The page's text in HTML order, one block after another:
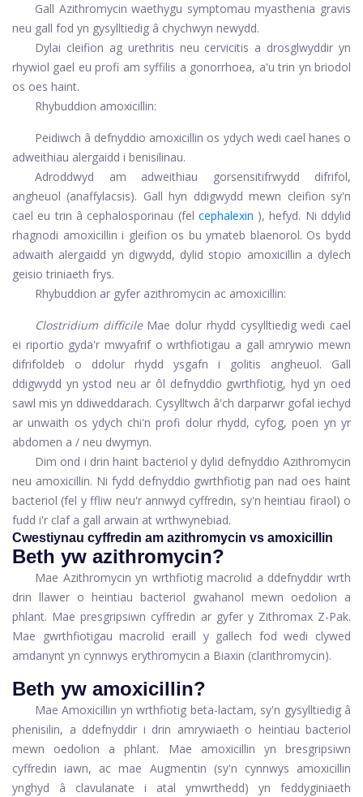
Gall Azithromycin waethygu symptomau myasthenia gravis
neu gall fod yn gysylltiedig â chychwyn newydd.
Dylai cleifion ag urethritis neu cervicitis a drosglwyddir yn
rhywiol gael eu profi am syffilis a gonorrhoea, a'u trin yn briodol
os oes haint.
Rhybuddion amoxicillin:
Peidiwch â defnyddio amoxicillin os ydych wedi cael hanes o
adweithiau alergaidd i benisilinau.
Adroddwyd am adweithiau gorsensitifrwydd difrifol,
angheuol (anaffylacsis). Gall hyn ddigwydd mewn cleifion sy'n
cael eu trin â cephalosporinau (fel cephalexin ), hefyd. Ni ddylid
rhagnodi amoxicillin i gleifion os bu ymateb blaenorol. Os bydd
adwaith alergaidd yn digwydd, dylid stopio amoxicillin a dylech
geisio triniaeth frys.
Rhybuddion ar gyfer azithromycin ac amoxicillin:
Clostridium difficileMae dolur rhydd cysylltiedig wedi cael
ei riportio gyda'r mwyafrif o wrthfiotigau a gall amrywio mewn
difrifoldeb o ddolur rhydd ysgafn i golitis angheuol. Gall
ddigwydd yn ystod neu ar ôl defnyddio gwrthfiotig, hyd yn oed
sawl mis yn ddiweddarach. Cysylltwch â'ch darparwr gofal iechyd
ar unwaith os ydych chi'n profi dolur rhydd, cyfog, poen yn yr
abdomen a / neu dwymyn.
Dim ond i drin haint bacteriol y dylid defnyddio Azithromycin
neu amoxicillin. Ni fydd defnyddio gwrthfiotig pan nad oes haint
bacteriol (fel y ffliw neu'r annwyd cyffredin, sy'n heintiau firaol) o
fudd i'r claf a gall arwain at wrthwynebiad.
Cwestiynau cyffredin am azithromycin vs amoxicillin
Beth yw azithromycin?
Mae Azithromycin yn wrthfiotig macrolid a ddefnyddir wrth
drin llawer o heintiau bacteriol gwahanol mewn oedolion a
phlant. Mae presgripsiwn cyffredin ar gyfer y Zithromax Z-Pak.
Mae gwrthfiotigau macrolid eraill y gallech fod wedi clywed
amdanynt yn cynnwys erythromycin a Biaxin (clarithromycin).
Beth yw amoxicillin?
Mae Amoxicillin yn wrthfiotig beta-lactam, sy'n gysylltiedig â
phenisilin, a ddefnyddir i drin amrywiaeth o heintiau bacteriol
mewn oedolion a phlant. Mae amoxicillin yn bresgripsiwn
cyffredin iawn, ac mae Augmentin (sy'n cynnwys amoxicillin
ynghyd â clavulanate i atal ymwrthedd) yn feddyginiaeth